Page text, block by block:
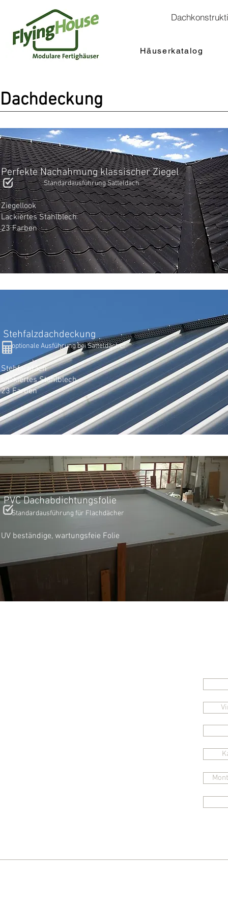
Häuserkatalog
Dachdeckung
Perfekte Nachahmung klassischer Ziegel
Standardausführung Satteldach
Ziegellook
Lackiertes Stahlblech
23 Farben
Stehfalzdachdeckung
optionale Ausführung bei Satteldächer
Stehfalzdach
Lackiertes Stahlblech
23 Farben
PVC Dachabdichtungsfolie
Standardausführung für Flachdächer
UV beständige, wartungsfeie Folie